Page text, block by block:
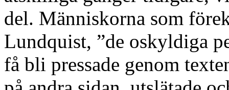
del. Människorna som
Lundquist, ”de oskyldiga
få bli pressade genom